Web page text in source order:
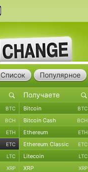
Список Популярное
BTC Bitcoin BTC
BCH Bitcoin Cash BCH
ETH Ethereum ETH
ETC Ethereum Classic ETC
LTC Litecoin LTC
XRP XRP XRP